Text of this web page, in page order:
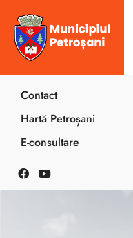
Contact
Hartă Petroșani
E-consultare